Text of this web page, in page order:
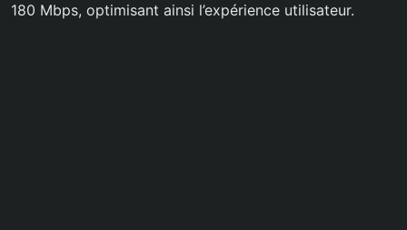
180 Mbps, optimisant ainsi l’expérience utilisateur.